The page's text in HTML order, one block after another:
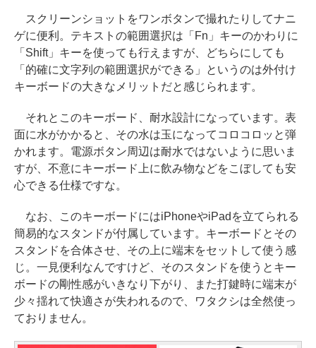
スクリーンショットをワンボタンで撮れたりしてナニ
ゲに便利。テキストの範囲選択は「Fn」キーのかわりに
「Shift」キーを使っても行えますが、どちらにしても
「的確に文字列の範囲選択ができる」というのは外付け
キーボードの大きなメリットだと感じられます。
それとこのキーボード、耐水設計になっています。表
面に水がかかると、その水は玉になってコロコロッと弾
かれます。電源ボタン周辺は耐水ではないように思いま
すが、不意にキーボード上に飲み物などをこぼしても安
心できる仕様ですな。
なお、このキーボードにはiPhoneやiPadを立てられる
簡易的なスタンドが付属しています。キーボードとその
スタンドを合体させ、その上に端末をセットして使う感
じ。一見便利なんですけど、そのスタンドを使うとキー
ボードの剛性感がいきなり下がり、また打鍵時に端末が
少々揺れて快適さが失われるので、ワタクシは全然使っ
ておりません。